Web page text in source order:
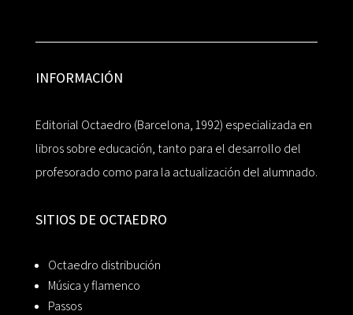
INFORMACIÓN
Editorial Octaedro (Barcelona, 1992) especializada en
libros sobre educación, tanto para el desarrollo del
profesorado como para la actualización del alumnado.
SITIOS DE OCTAEDRO
Octaedro distribución
Música y flamenco
Passos